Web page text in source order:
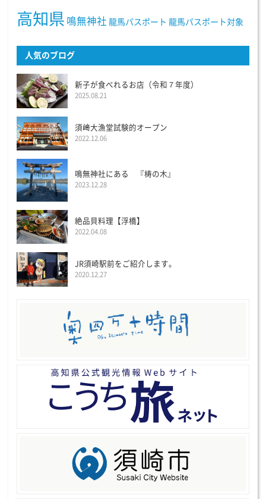
高知県 鳴無神社 龍馬パスポート 龍馬パスポート対象
人気のブログ
新子が食べれるお店（令和７年度）
2025.08.21
須﨑大漁堂試験的オープン
2022.12.06
鳴無神社にある 『梼の木』
2023.12.28
絶品貝料理【浮橋】
2022.04.08
JR須崎駅前をご紹介します。
2020.12.27